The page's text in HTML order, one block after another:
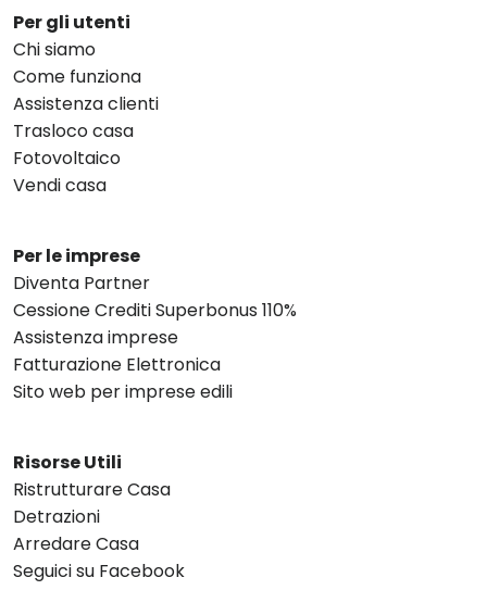
Per gli utenti
Chi siamo
Come funziona
Assistenza clienti
Trasloco casa
Fotovoltaico
Vendi casa
Per le imprese
Diventa Partner
Cessione Crediti Superbonus 110%
Assistenza imprese
Fatturazione Elettronica
Sito web per imprese edili
Risorse Utili
Ristrutturare Casa
Detrazioni
Arredare Casa
Seguici su Facebook